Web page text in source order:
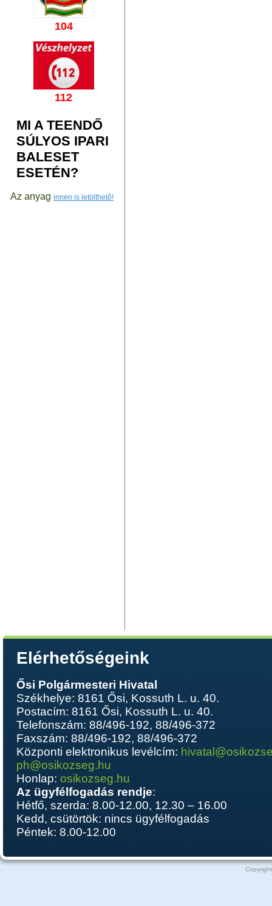
104
112
MI A TEENDŐ
SÚLYOS IPARI
BALESET
ESETÉN?
Az anyag innen is letölthető!
Elérhetőségeink
Ősi Polgármesteri Hivatal
Székhelye: 8161 Ősi, Kossuth L. u. 40.
Postacím: 8161 Ősi, Kossuth L. u. 40.
Telefonszám: 88/496-192, 88/496-372
Faxszám: 88/496-192, 88/496-372
Központi elektronikus levélcím:
ph@osikozseg.hu
Honlap:osikozseg.hu
Az ügyfélfogadás rendje:
Hétfő, szerda: 8.00-12.00, 12.30 – 16.00
Kedd, csütörtök: nincs ügyfélfogadás
Péntek: 8.00-12.00